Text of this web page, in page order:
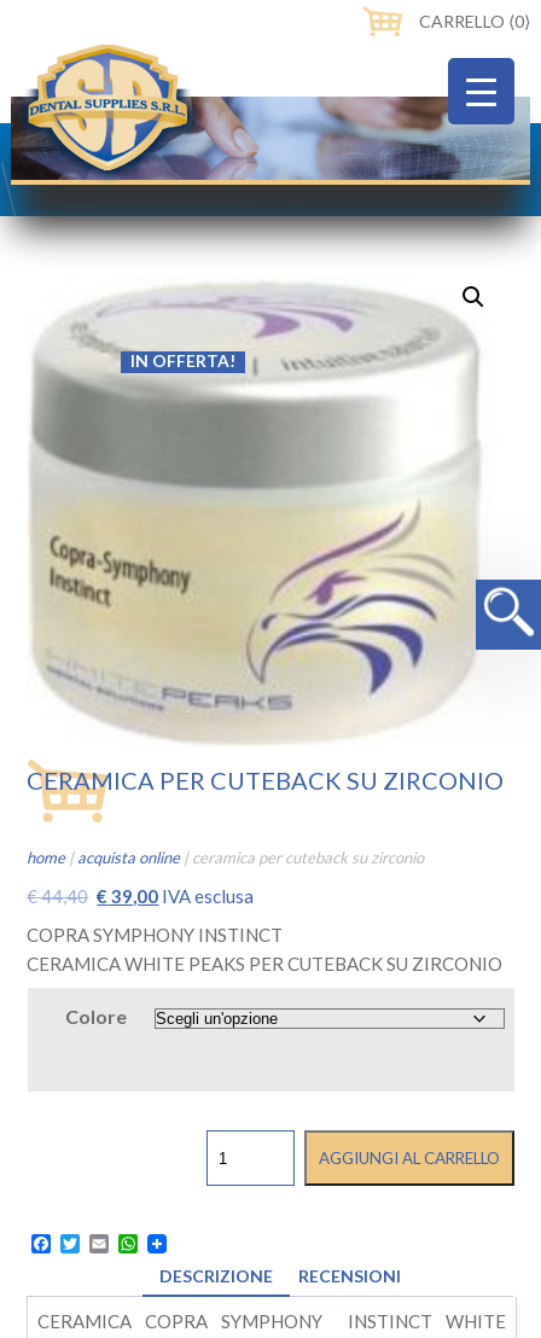
CARRELLO ⟨0⟩
IN OFFERTA!
CERAMICA PER CUTEBACK SU ZIRCONIO
home|acquista online|ceramica per cuteback su zirconio
€44,40 Il
prezzo
originale
€ 44,40.
€ 39,00Il
prezzo
attuale
€ 39,00.
IVA esclusa
COPRA SYMPHONY INSTINCT
CERAMICA WHITE PEAKS PER CUTEBACK SU ZIRCONIO
Colore
CUTEBACK
ZIRCONIO
quantità
AGGIUNGI AL CARRELLO
Facebook
TwitterEmailWhatsApp
DESCRIZIONE
RECENSIONI
CERAMICA COPRA SYMPHONY INSTINCT WHITE